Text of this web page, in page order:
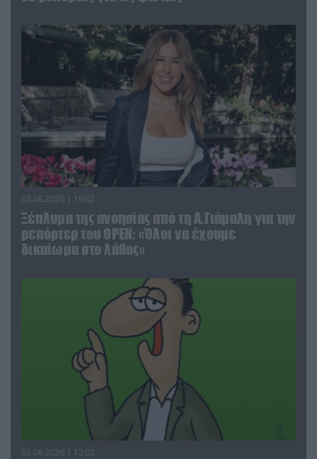
03.08.2026 | 19:02
Ξέπλυμα της ανοησίας από τη Α.Γιάμαλη για την
ρεπόρτερ του ΟΡΕΝ: «Όλοι να έχουμε
δικαίωμα στο λάθος»
03.08.2026 | 12:02